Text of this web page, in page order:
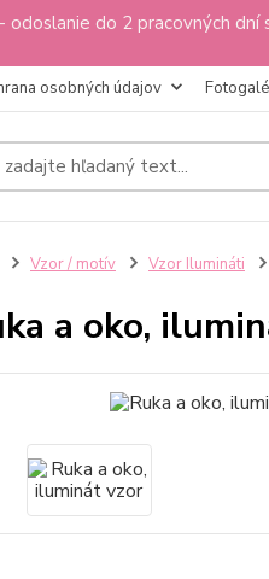
do 2 pracovných
osobných údajov
Vzor / motív Vzor Ilumináti
a oko,